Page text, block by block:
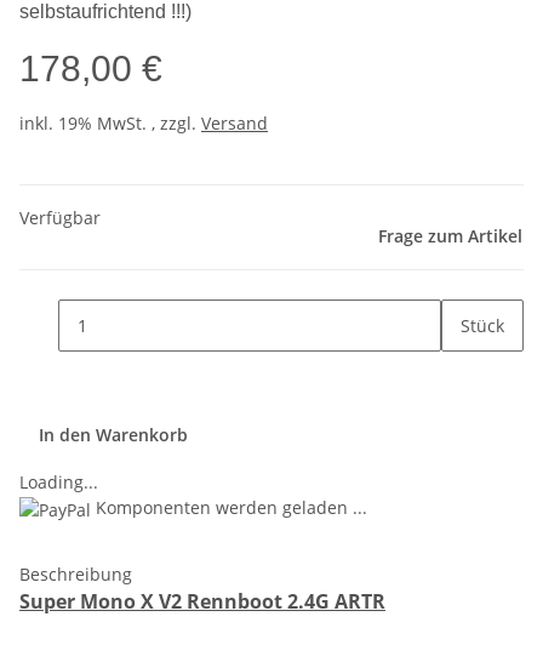
selbstaufrichtend !!!)
178,00 €
inkl. 19% MwSt. , zzgl. Versand
Verfügbar
Frage zum Artikel
Stück
In den Warenkorb
Loading...
Komponenten werden geladen ...
Beschreibung
Super Mono X V2 Rennboot 2.4G ARTR